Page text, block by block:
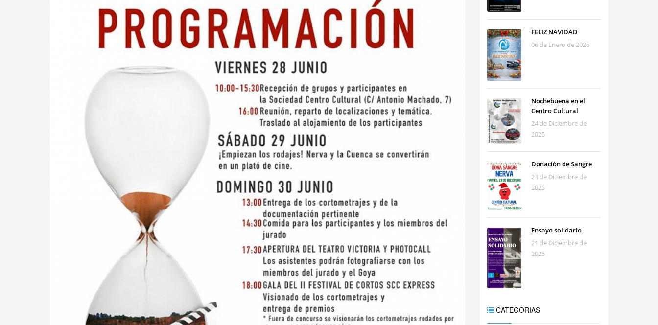
FELIZ NAVIDAD
06 de Enero de 2026
Nochebuena en el
Centro Cultural
24 de Diciembre de
2025
Donación de Sangre
23 de Diciembre de
2025
Ensayo solidario
21 de Diciembre de
2025
CATEGORIAS